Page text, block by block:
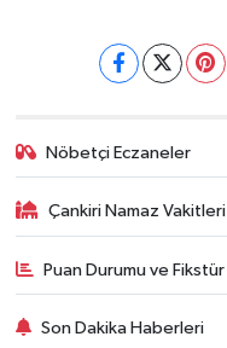
Nöbetçi Eczaneler
Çankiri Namaz Vakitleri
Puan Durumu ve Fikstür
Son Dakika Haberleri